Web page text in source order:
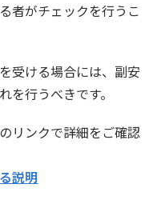
者がチェックを行うこ
受ける場合には、副安
を行うべきです。
リンクで詳細をご確認
説明